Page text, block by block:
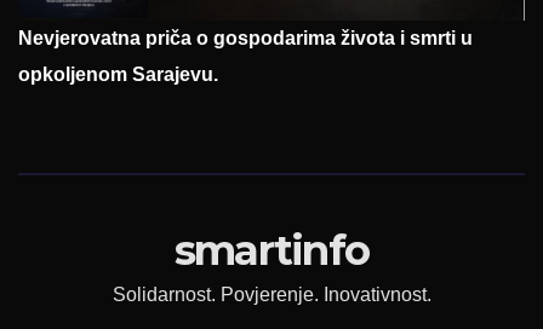
Nevjerovatna priča o gospodarima života i smrti u
opkoljenom Sarajevu.
smartinfo
Solidarnost. Povjerenje. Inovativnost.